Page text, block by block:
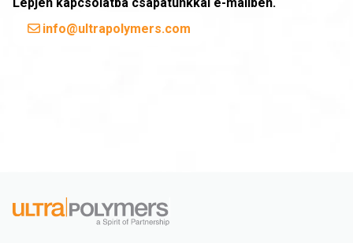
info@ultrapolymers.com